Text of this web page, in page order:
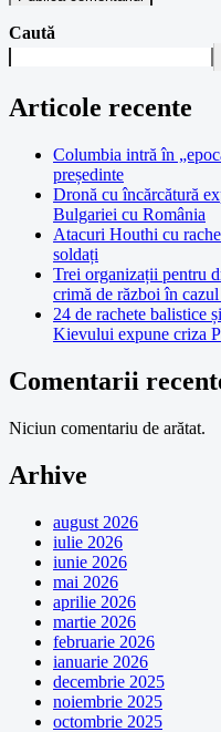
Caută
Articole recente
Columbia intră în
președinte
Dronă cu încărcătură
Bulgariei cu România
Atacuri Houthi cu
soldați
Trei organizații pentru
crimă de război în
24 de rachete balistice
Kievului expune criza
Comentarii
Niciun comentariu de arătat.
Arhive
august 2026
iulie 2026
iunie 2026
mai 2026
aprilie 2026
martie 2026
februarie 2026
ianuarie 2026
decembrie 2025
noiembrie 2025
octombrie 2025